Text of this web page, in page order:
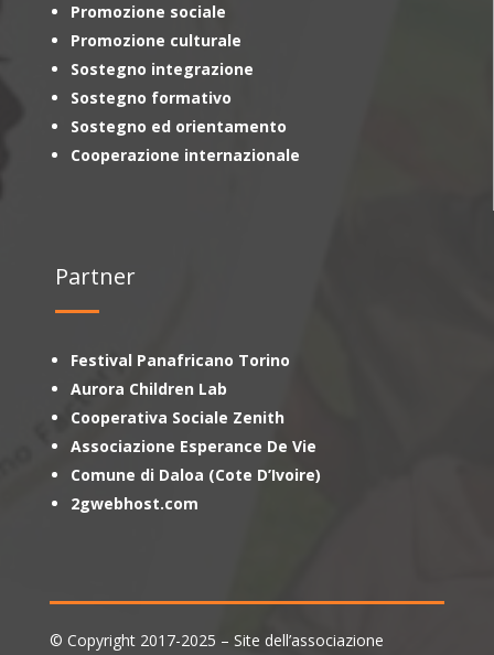
Promozione sociale
Promozione culturale
Sostegno integrazione
Sostegno formativo
Sostegno ed orientamento
Cooperazione internazionale
Partner
Festival Panafricano Torino
Aurora Children Lab
Cooperativa Sociale Zenith
Associazione Esperance De Vie
Comune di Daloa (Cote D’Ivoire)
2gwebhost.com
© Copyright 2017-2025 – Site dell’associazione